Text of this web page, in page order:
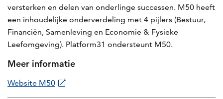
versterken en delen van onderlinge successen. M50 heeft
een inhoudelijke onderverdeling met 4 pijlers (Bestuur,
Financiën, Samenleving en Economie & Fysieke
Leefomgeving). Platform31 ondersteunt M50.
Meer informatie
Website M50